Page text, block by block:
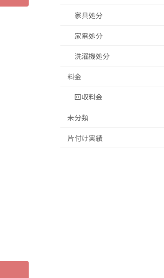
家具処分
家電処分
洗濯機処分
料金
回収料金
未分類
片付け実績